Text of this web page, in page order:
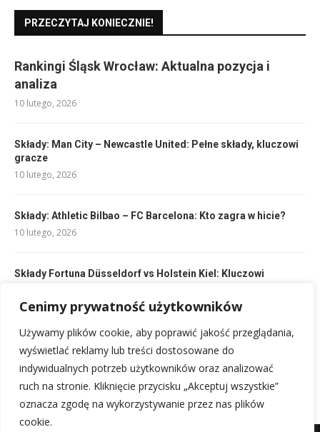
Cenimy prywatność użytkowników
Używamy plików cookie, aby poprawić jakość przeglądania,
wyświetlać reklamy lub treści dostosowane do
indywidualnych potrzeb użytkowników oraz analizować
ruch na stronie. Kliknięcie przycisku „Akceptuj wszystkie”
oznacza zgodę na wykorzystywanie przez nas plików
cookie.
PRZECZYTAJ KONIECZNIE!
Rankingi Śląsk Wrocław: Aktualna pozycja i
analiza
10 lutego, 2026
Składy: Man City – Newcastle United: Pełne składy, kluczowi
gracze
10 lutego, 2026
Składy: Athletic Bilbao – FC Barcelona: Kto zagra w hicie?
10 lutego, 2026
Składy Fortuna Düsseldorf vs Holstein Kiel: Kluczowi
10 lutego, 2026
Składy: FC Barcelona – Elche CF: Kto zagra?
10 lutego, 2026